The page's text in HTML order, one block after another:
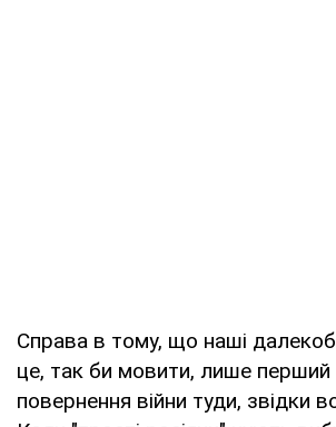
Справа в тому, що наші
це, так би мовити, лише перший
повернення війни туди, звідки